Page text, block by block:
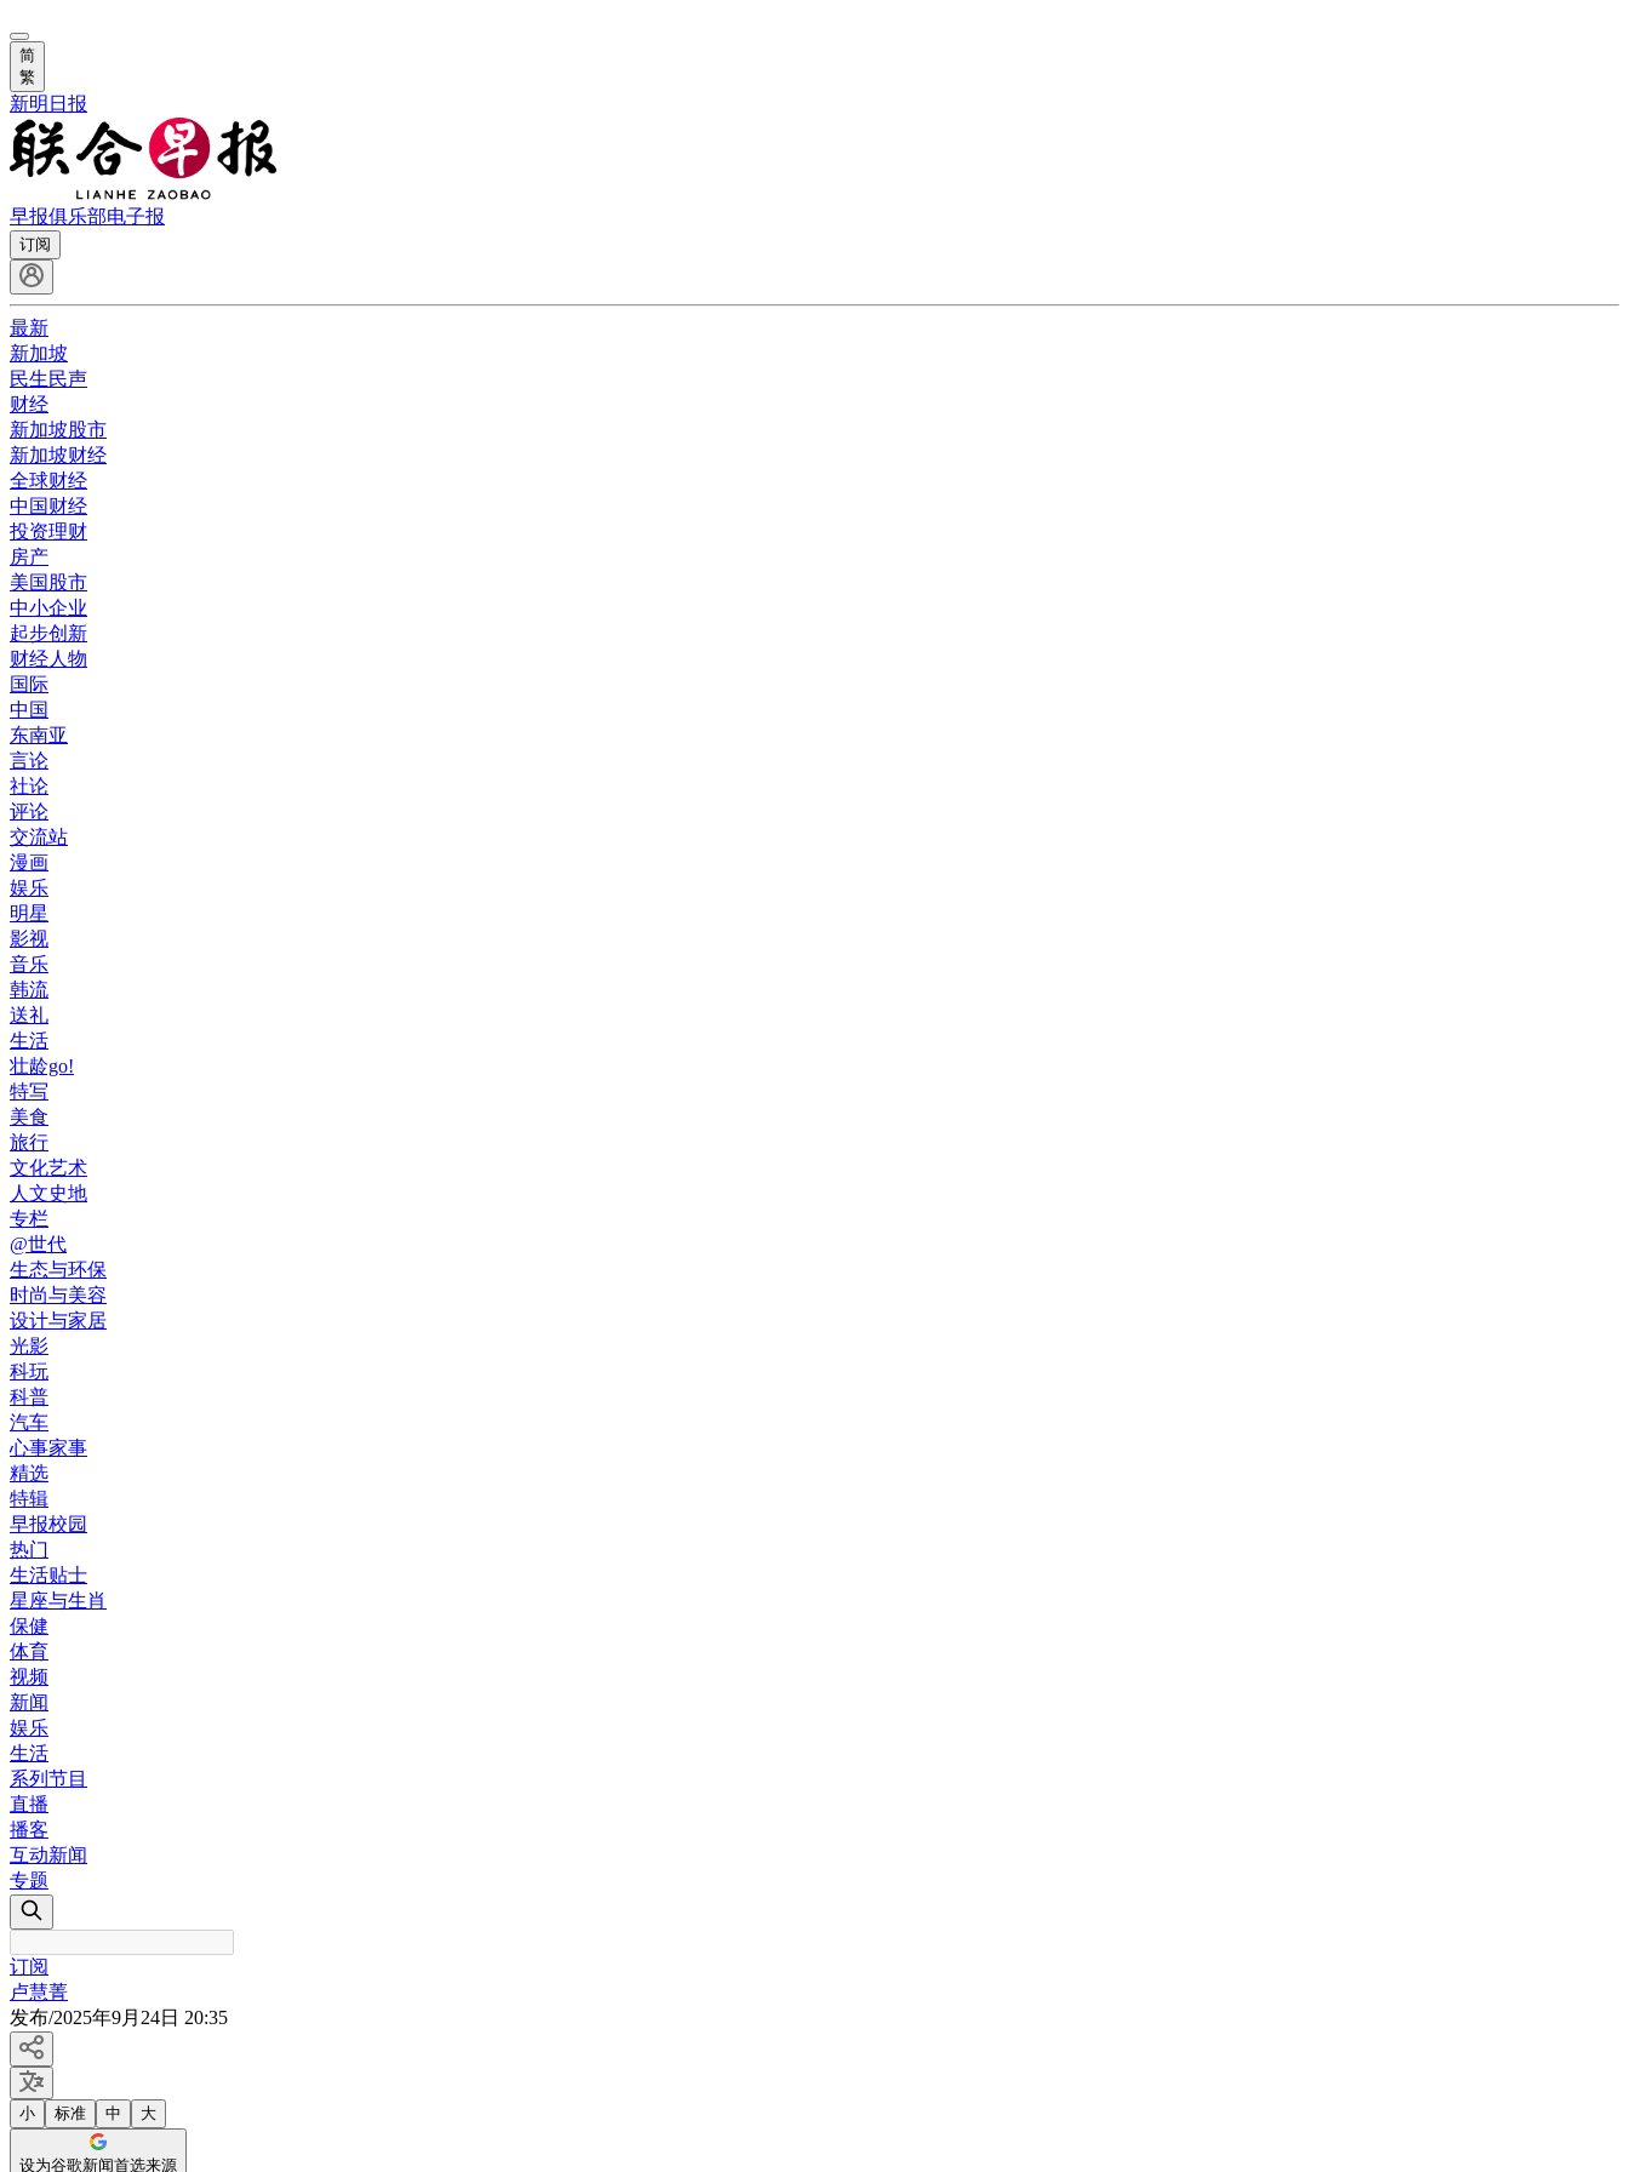
简
繁
新明日报
早报俱乐部电子报
订阅
最新
新加坡
民生民声
财经
新加坡股市
新加坡财经
全球财经
中国财经
投资理财
房产
美国股市
中小企业
起步创新
财经人物
国际
中国
东南亚
言论
社论
评论
交流站
漫画
娱乐
明星
影视
音乐
韩流
送礼
生活
壮龄go!
特写
美食
旅行
文化艺术
人文史地
专栏
@世代
生态与环保
时尚与美容
设计与家居
光影
科玩
科普
汽车
心事家事
精选
特辑
早报校园
热门
生活贴士
星座与生肖
保健
体育
视频
新闻
娱乐
生活
系列节目
直播
播客
互动新闻
专题
订阅
卢慧菁
发布/2025年9月24日 20:35
小 标准 中 大
设为谷歌新闻首选来源